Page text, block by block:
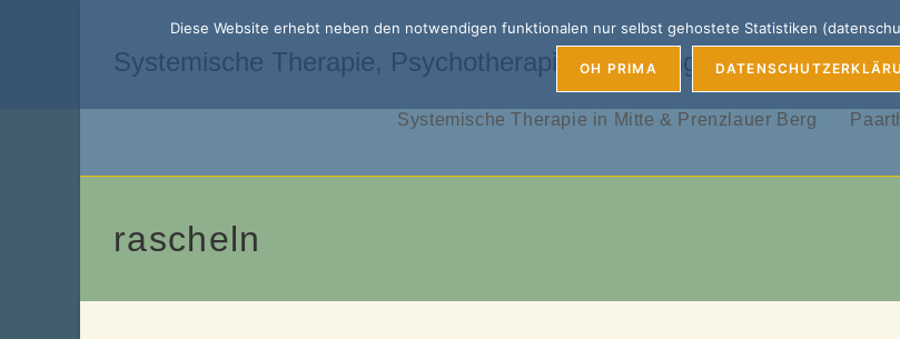
Systemische Therapie, Psychotherapie, Coaching & Supervision
Systemische Therapie in Mitte & Prenzlauer Berg
rascheln
Diese Website erhebt neben den notwendigen funktionalen nur selbst gehostete Statistiken
OH PRIMA